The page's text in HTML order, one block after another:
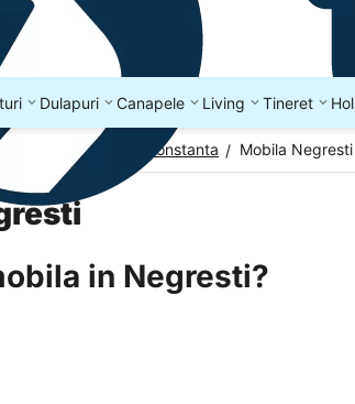
Dulapuri Canapele Living Tineret Hol
Mobila Judetul Constanta / Mobila Negresti
in Negresti?